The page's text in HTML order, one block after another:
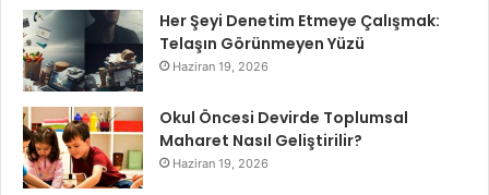
Her Şeyi Denetim Etmeye Çalışmak:
Telaşın Görünmeyen Yüzü
Haziran 19, 2026
Okul Öncesi Devirde Toplumsal
Maharet Nasıl Geliştirilir?
Haziran 19, 2026